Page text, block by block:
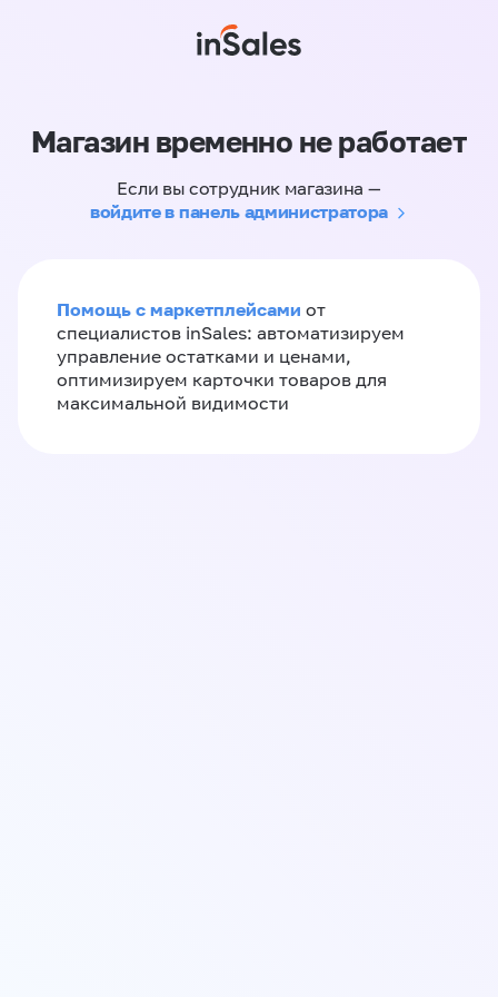
Магазин временно не работает
Если вы сотрудник магазина —
войдите в панель администратора
Помощь с маркетплейсами от
специалистов inSales: автоматизируем
управление остатками и ценами,
оптимизируем карточки товаров для
максимальной видимости